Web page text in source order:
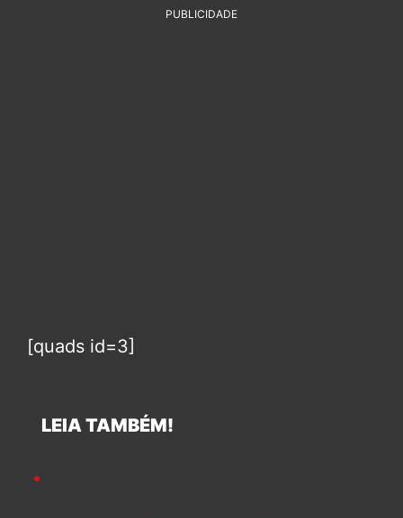
PUBLICIDADE
[quads id=3]
LEIA TAMBÉM!